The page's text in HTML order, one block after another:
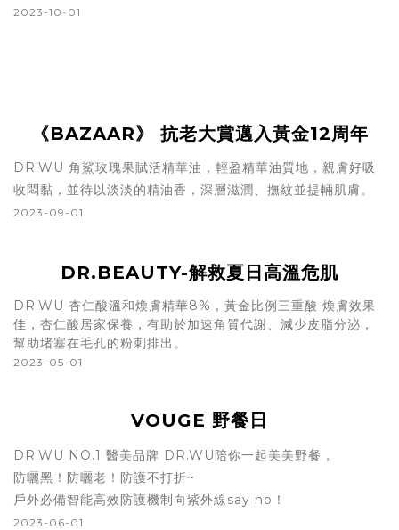
2023-10-01
《BAZAAR》 抗老大賞邁入黃金12周年
DR.WU 角鯊玫瑰果賦活精華油，輕盈精華油質地，親膚好吸
收悶黏，並待以淡淡的精油香，深層滋潤、撫紋並提輛肌膚。
2023-09-01
DR.BEAUTY-解救夏日高溫危肌
DR.WU 杏仁酸溫和煥膚精華8%，黃金比例三重酸 煥膚效果
佳，杏仁酸居家保養，有助於加速角質代謝、減少皮脂分泌，
幫助堵塞在毛孔的粉刺排出。
2023-05-01
VOUGE 野餐日
DR.WU NO.1 醫美品牌 DR.WU陪你一起美美野餐，
防曬黑！防曬老！防護不打折~
戶外必備智能高效防護機制向紫外線say no！
2023-06-01